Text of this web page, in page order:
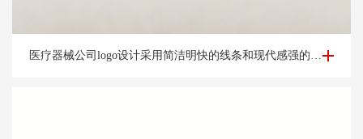
医疗器械公司logo设计-杭州艾*松公司logo设计案例 医疗器械公司logo设计采用简洁明快的线条和现代感强的字体，展示公司的时尚和创新形象。